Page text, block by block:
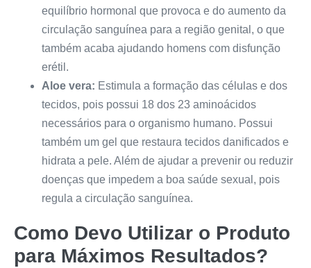
equilíbrio hormonal que provoca e do aumento da
circulação sanguínea para a região genital, o que
também acaba ajudando homens com disfunção
erétil.
Aloe vera: Estimula a formação das células e dos
tecidos, pois possui 18 dos 23 aminoácidos
necessários para o organismo humano. Possui
também um gel que restaura tecidos danificados e
hidrata a pele. Além de ajudar a prevenir ou reduzir
doenças que impedem a boa saúde sexual, pois
regula a circulação sanguínea.
Como Devo Utilizar o Produto
para Máximos Resultados?